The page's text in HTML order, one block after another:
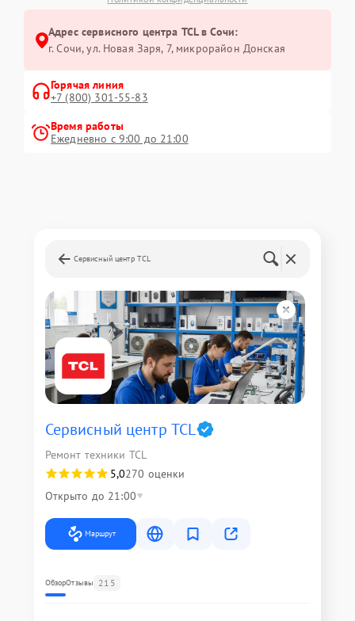
Адрес сервисного центра TCL в Сочи:
г. Сочи, ул. Новая Заря, 7, микрорайон Донская
Горячая линия
+7 (800) 301-55-83
Время работы
Ежедневно с 9:00 до 21:00
Сервисный центр TCL
Сервисный центр TCL
Ремонт техники TCL
5,0270 оценки
Открыто до 21:00
Маршрут
ОбзорОтзывы 215